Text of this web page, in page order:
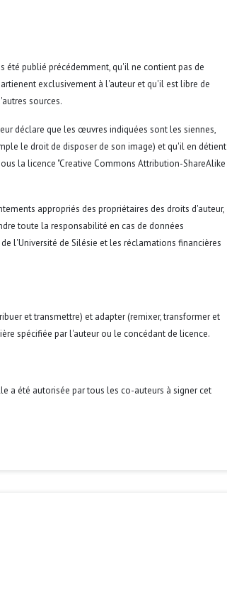
été publié précédemment, qu'il ne contient pas de
exclusivement à l'auteur et qu'il est libre de
sources.
déclare que les œuvres indiquées sont les siennes,
le droit de disposer de son image) et qu'il en détient
la licence "Creative Commons Attribution-ShareAlike
appropriés des propriétaires des droits d'auteur,
toute la responsabilité en cas de données
l'Université de Silésie et les réclamations financières
et transmettre) et adapter (remixer, transformer et
spécifiée par l'auteur ou le concédant de licence.
a été autorisée par tous les co-auteurs à signer cet